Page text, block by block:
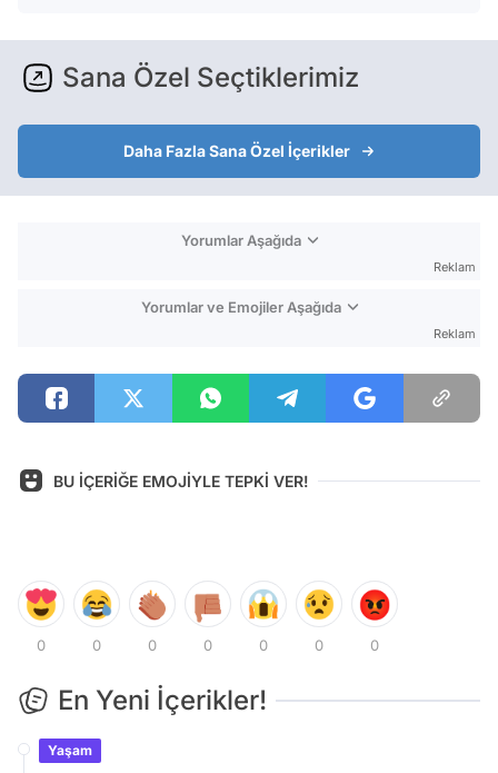
Sana Özel Seçtiklerimiz
Daha Fazla Sana Özel İçerikler
Yorumlar Aşağıda
Reklam
Yorumlar ve Emojiler Aşağıda
Reklam
BU İÇERİĞE EMOJİYLE TEPKİ VER!
0 0 0 0 0 0 0
En Yeni İçerikler!
Yaşam